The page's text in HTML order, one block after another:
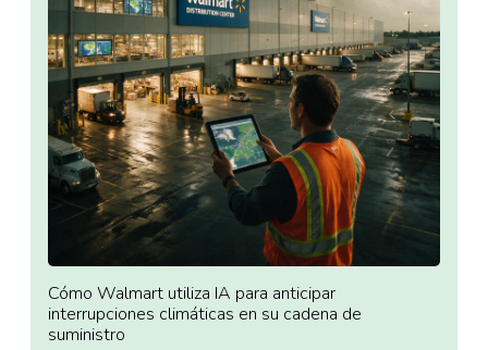
Cómo Walmart utiliza IA para anticipar
interrupciones climáticas en su cadena de
suministro